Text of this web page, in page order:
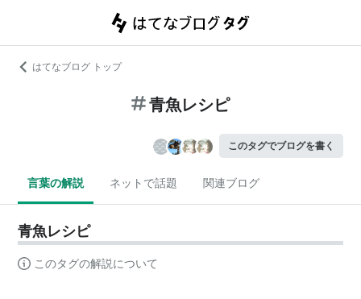
はてなブログ トップ
青魚レシピ
このタグでブログを書く
言葉の解説 ネットで話題 関連ブログ
青魚レシピ
このタグの解説について